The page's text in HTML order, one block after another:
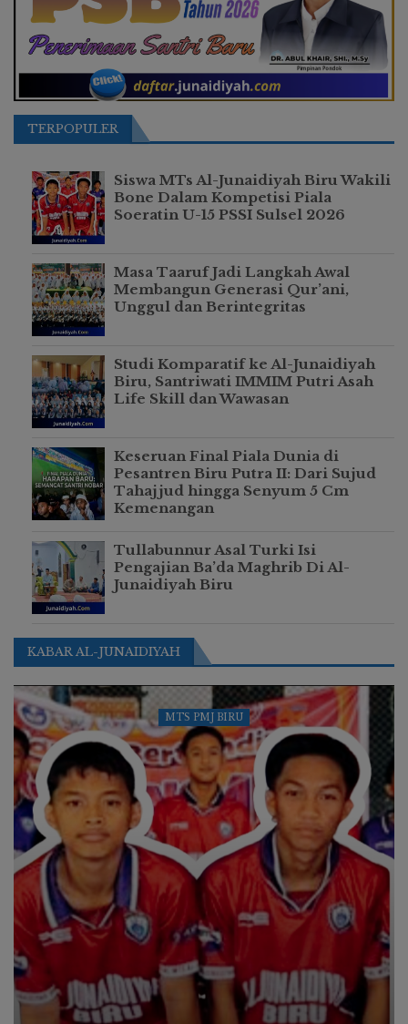
TERPOPULER
Siswa MTs Al-Junaidiyah Biru Wakili
Bone Dalam Kompetisi Piala
Soeratin U-15 PSSI Sulsel 2026
Masa Taaruf Jadi Langkah Awal
Membangun Generasi Qur’ani,
Unggul dan Berintegritas
Studi Komparatif ke Al-Junaidiyah
Biru, Santriwati IMMIM Putri Asah
Life Skill dan Wawasan
Keseruan Final Piala Dunia di
Pesantren Biru Putra II: Dari Sujud
Tahajjud hingga Senyum 5 Cm
Kemenangan
Tullabunnur Asal Turki Isi
Pengajian Ba’da Maghrib Di Al-
Junaidiyah Biru
KABAR AL-JUNAIDIYAH
MTS PMJ BIRU